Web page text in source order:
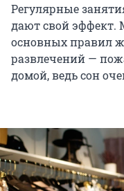
Регулярные
дают свой эффект.
основных правил
развлечений —
домой, ведь сон